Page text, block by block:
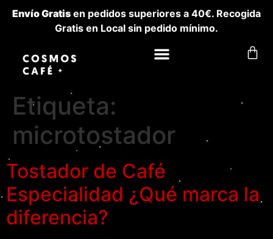
Envío Gratis en pedidos superiores a 40€. Recogida
Gratis en Local sin pedido mínimo.
Etiqueta:
microtostador
Tostador de Café
Especialidad ¿Qué marca la
diferencia?